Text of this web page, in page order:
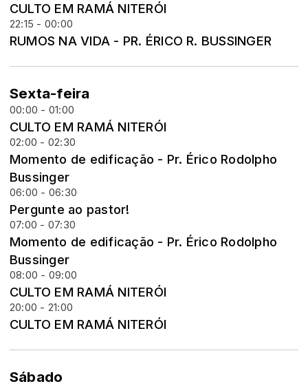
CULTO EM RAMÁ NITERÓI
22:15 - 00:00
RUMOS NA VIDA - PR. ÉRICO R. BUSSINGER
Sexta-feira
00:00 - 01:00
CULTO EM RAMÁ NITERÓI
02:00 - 02:30
Momento de edificação - Pr. Érico Rodolpho
Bussinger
06:00 - 06:30
Pergunte ao pastor!
07:00 - 07:30
Momento de edificação - Pr. Érico Rodolpho
Bussinger
08:00 - 09:00
CULTO EM RAMÁ NITERÓI
20:00 - 21:00
CULTO EM RAMÁ NITERÓI
Sábado